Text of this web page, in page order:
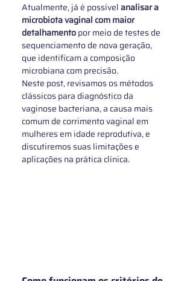
Atualmente, já é possível analisar a
microbiota vaginal com maior
detalhamento por meio de testes de
sequenciamento de nova geração,
que identificam a composição
microbiana com precisão.
Neste post, revisamos os métodos
clássicos para diagnóstico da
vaginose bacteriana, a causa mais
comum de corrimento vaginal em
mulheres em idade reprodutiva, e
discutiremos suas limitações e
aplicações na prática clínica.